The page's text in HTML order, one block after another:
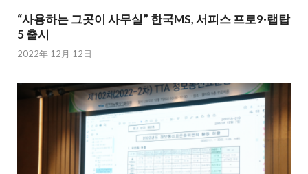
“사용하는 그곳이 사무실” 한국MS, 서피스 프로9·랩탑
5 출시
2022年 12月 12日